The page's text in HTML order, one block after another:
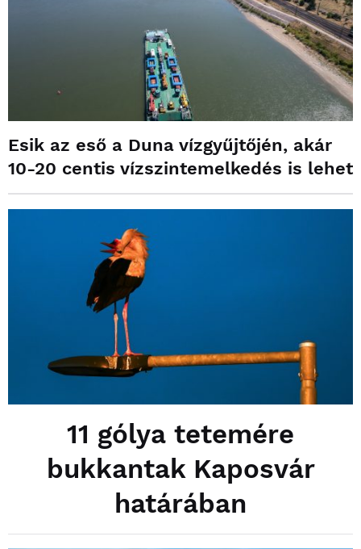
Esik az eső a Duna vízgyűjtőjén, akár
10-20 centis vízszintemelkedés is lehet
11 gólya tetemére
bukkantak Kaposvár
határában